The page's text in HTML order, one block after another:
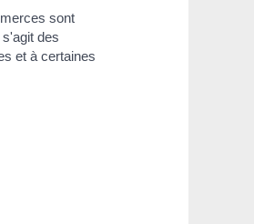
sont
s'agit des
et à certaines